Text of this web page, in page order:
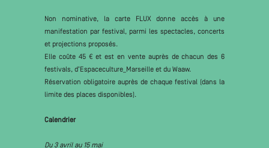
Non nominative, la carte FLUX donne accès à une
manifestation par festival, parmi les spectacles, concerts
et projections proposés.
Elle coûte 45 € et est en vente auprès de chacun des 6
festivals, d’Espaceculture_Marseille et du Waaw.
Réservation obligatoire auprès de chaque festival (dans la
limite des places disponibles).
Calendrier
Du 3 avril au 15 mai